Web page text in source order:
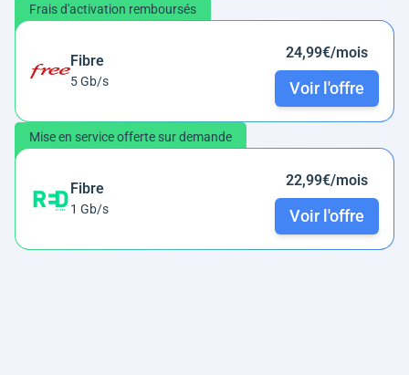
Frais d'activation remboursés
Fibre
5 Gb/s
24,99€/mois
Voir l'offre
Mise en service offerte sur demande
Fibre
1 Gb/s
22,99€/mois
Voir l'offre